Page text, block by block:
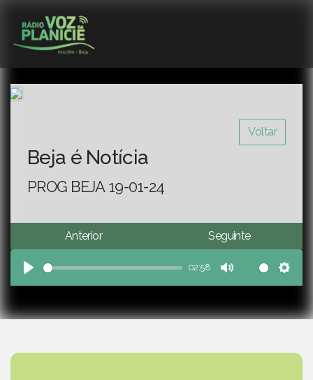
Voltar
Beja é Notícia
PROG BEJA 19-01-24
Anterior Seguinte
Play
02:58
Mute